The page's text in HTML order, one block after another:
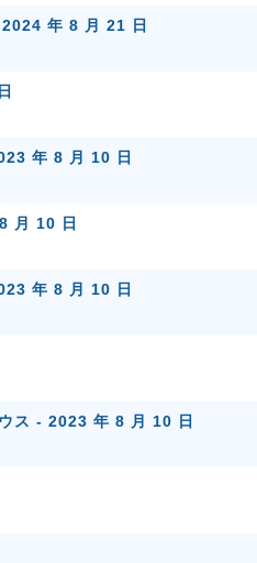
年 8 月 21 日
年 8 月 10 日
月 10 日
年 8 月 10 日
ス - 2023 年 8 月 10 日